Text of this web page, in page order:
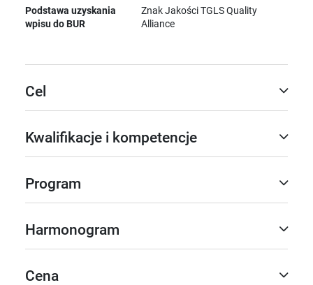
Podstawa uzyskania
wpisu do BUR
Znak Jakości TGLS Quality
Alliance
Cel
Kwalifikacje i kompetencje
Program
Harmonogram
Cena